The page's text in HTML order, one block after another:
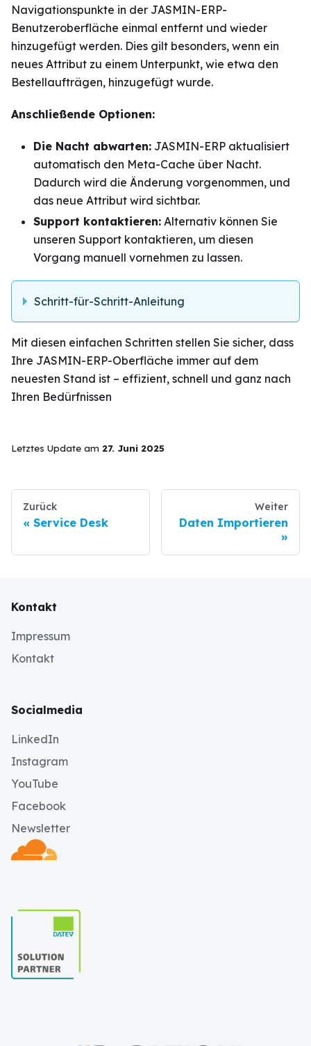
Navigationspunkte in der JASMIN-ERP-
Benutzeroberfläche einmal entfernt und wieder
hinzugefügt werden. Dies gilt besonders, wenn ein
neues Attribut zu einem Unterpunkt, wie etwa den
Bestellaufträgen, hinzugefügt wurde.
Anschließende Optionen:
Die Nacht abwarten: JASMIN-ERP aktualisiert
automatisch den Meta-Cache über Nacht.
Dadurch wird die Änderung vorgenommen, und
das neue Attribut wird sichtbar.
Support kontaktieren: Alternativ können Sie
unseren Support kontaktieren, um diesen
Vorgang manuell vornehmen zu lassen.
Schritt-für-Schritt-Anleitung
Mit diesen einfachen Schritten stellen Sie sicher, dass
Ihre JASMIN-ERP-Oberfläche immer auf dem
neuesten Stand ist – effizient, schnell und ganz nach
Ihren Bedürfnissen
Letztes Update am 27. Juni 2025
Zurück
Service Desk
Weiter
Daten Importieren
Kontakt
Impressum
Kontakt
Socialmedia
LinkedIn
Instagram
YouTube
Facebook
Newsletter